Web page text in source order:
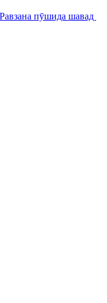
Равзана пӯшида шавад